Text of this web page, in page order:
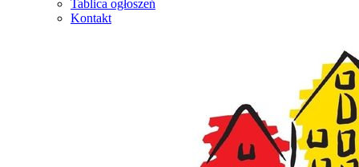
Tablica ogłoszeń
Kontakt